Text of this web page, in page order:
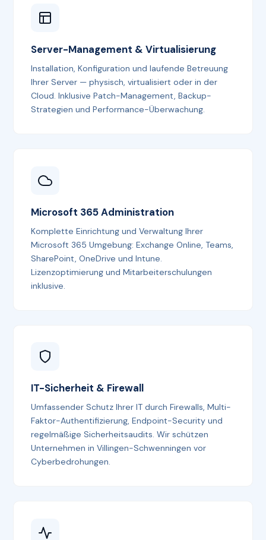
Server-Management & Virtualisierung
Installation, Konfiguration und laufende Betreuung
Ihrer Server — physisch, virtualisiert oder in der
Cloud. Inklusive Patch-Management, Backup-
Strategien und Performance-Überwachung.
Microsoft 365 Administration
Komplette Einrichtung und Verwaltung Ihrer
Microsoft 365 Umgebung: Exchange Online, Teams,
SharePoint, OneDrive und Intune.
Lizenzoptimierung und Mitarbeiterschulungen
inklusive.
IT-Sicherheit & Firewall
Umfassender Schutz Ihrer IT durch Firewalls, Multi-
Faktor-Authentifizierung, Endpoint-Security und
regelmäßige Sicherheitsaudits. Wir schützen
Unternehmen in Villingen-Schwenningen vor
Cyberbedrohungen.